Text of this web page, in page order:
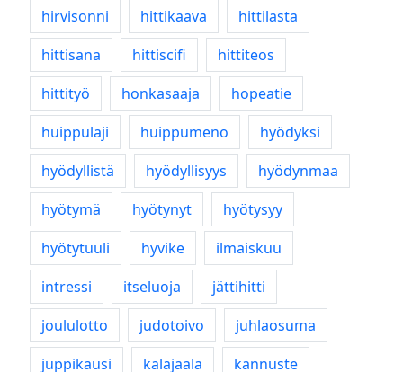
hirvisonni
hittikaava
hittilasta
hittisana
hittiscifi
hittiteos
hittityö
honkasaaja
hopeatie
huippulaji
huippumeno
hyödyksi
hyödyllistä
hyödyllisyys
hyödynmaa
hyötymä
hyötynyt
hyötysyy
hyötytuuli
hyvike
ilmaiskuu
intressi
itseluoja
jättihitti
joululotto
judotoivo
juhlaosuma
juppikausi
kalajaala kannuste